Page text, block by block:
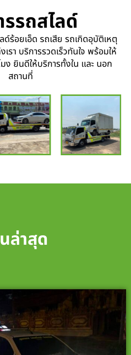
รถสไลด์
ด์ร้อยเอ็ด รถเสีย รถเกิดอุบัติเหตุ
รา บริการรวดเร็วทันใจ พร้อมให้
ง ยินดีให้บริการทั้งใน และ นอก
สถานที่
ล่าสุด